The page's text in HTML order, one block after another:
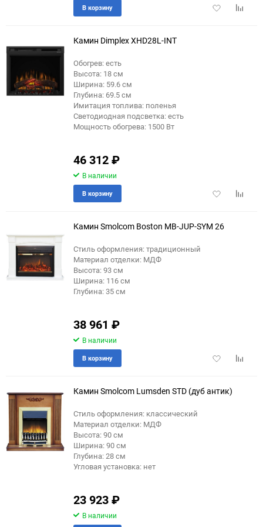
Добавить
В корзину
Камин Dimplex XHD28L-INT
Обогрев: есть
Высота: 18 см
Ширина: 59.6 см
Глубина: 69.5 см
Имитация топлива: поленья
Светодиодная подсветка: есть
Мощность обогрева: 1500 Вт
46 312₽
В наличии
Добавить
В корзину
Камин Smolcom Boston MB-JUP-SYM 26
Стиль оформления: традиционный
Материал отделки: МДФ
Высота: 93 см
Ширина: 116 см
Глубина: 35 см
38 961 ₽
В наличии
Добавить
В корзину
Камин Smolcom Lumsden STD (дуб антик)
Стиль оформления: классический
Материал отделки: МДФ
Высота: 90 см
Ширина: 90 см
Глубина: 28 см
Угловая установка: нет
23 923₽
В наличии